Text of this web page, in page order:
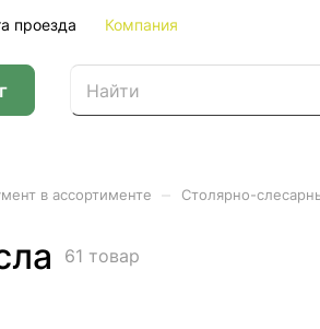
проезда Компания
в ассортименте Столярно-
61 товар